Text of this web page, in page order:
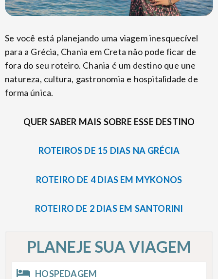
Se você está planejando uma viagem inesquecível
para a Grécia, Chania em Creta não pode ficar de
fora do seu roteiro. Chania é um destino que une
natureza, cultura, gastronomia e hospitalidade de
forma única.
QUER SABER MAIS SOBRE ESSE DESTINO
ROTEIROS DE 15 DIAS NA GRÉCIA
ROTEIRO DE 4 DIAS EM MYKONOS
ROTEIRO DE 2 DIAS EM SANTORINI
PLANEJE SUA VIAGEM
HOSPEDAGEM